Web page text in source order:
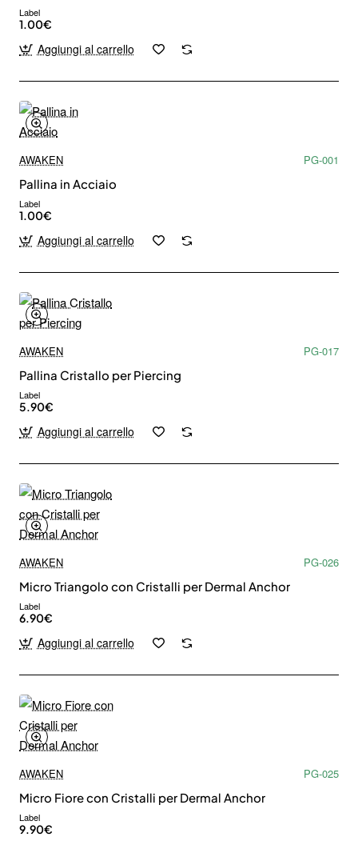
Label
1.00€
Aggiungi al carrello
AWAKEN
PG-001
Pallina in Acciaio
Label
1.00€
Aggiungi al carrello
AWAKEN
PG-017
Pallina Cristallo per Piercing
Label
5.90€
Aggiungi al carrello
AWAKEN
PG-026
Micro Triangolo con Cristalli per Dermal Anchor
Label
6.90€
Aggiungi al carrello
AWAKEN
PG-025
Micro Fiore con Cristalli per Dermal Anchor
Label
9.90€